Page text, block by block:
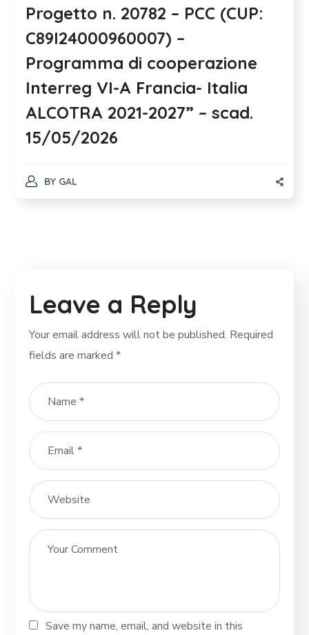
Progetto n. 20782 – PCC (CUP:
C89I24000960007) –
Programma di cooperazione
Interreg VI-A Francia- Italia
ALCOTRA 2021-2027” – scad.
15/05/2026
BY GAL
Leave a Reply
Your email address will not be published. Required
fields are marked*
Save my name, email, and website in this